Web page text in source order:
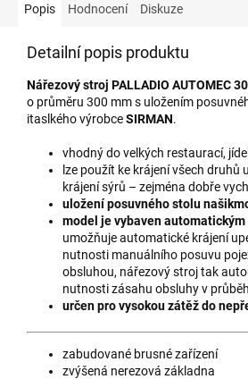
Popis Hodnocení Diskuze
Detailní popis produktu
Nářezový stroj PALLADIO AUTOMEC
o průměru 300 mm s uložením
itaslkého výrobceSIRMAN.
vhodný do velkých restaurací,
lze použít ke krájení všech druhů
krájení sýrů – zejména dobře
uložení posuvného stolu
model je vybaven
umožňuje automatické krájení
nutnosti manuálního posuvu
obsluhou, nářezový stroj tak
nutnosti zásahu obsluhy v
určen provysokou zátěž do
zabudované brusné zařízení
zvýšená nerezová základna